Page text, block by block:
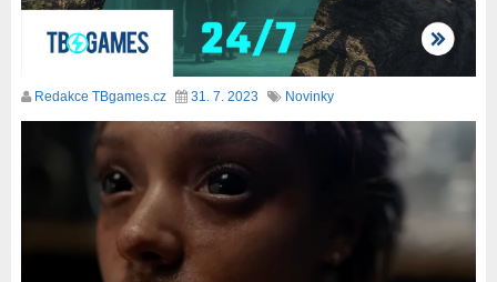
Redakce TBgames.cz 31. 7. 2023 Novinky